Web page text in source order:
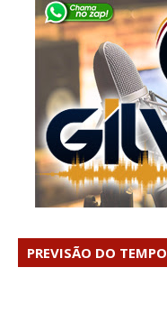
PREVISÃO DO TEMPO